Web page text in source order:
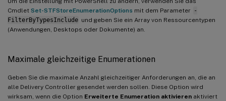
Cmdlet Set-STFStoreEnumerationOptions mit dem Parameter -
FilterByTypesInclude und geben Sie ein Array von Ressourcentypen
(Anwendungen, Desktops oder Dokumente) an.
Maximale gleichzeitige Enumerationen
Geben Sie die maximale Anzahl gleichzeitiger Anforderungen an, die an
alle Delivery Controller gesendet werden sollen. Diese Option wird
wirksam, wenn die Option Erweiterte Enumeration aktivieren aktiviert